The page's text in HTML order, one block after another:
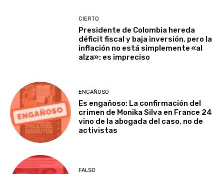
CIERTO
Presidente de Colombia hereda
déficit fiscal y baja inversión, pero la
inflación no está simplemente «al
alza»: es impreciso
ENGAÑOSO
Es engañoso: La confirmación del
crimen de Monika Silva en France 24
vino de la abogada del caso, no de
activistas
FALSO